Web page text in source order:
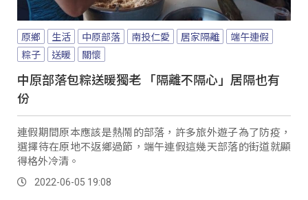
原鄉 生活 中原部落 南投仁愛 居家隔離
端午連假
粽子
送暖 關懷
中原部落包粽送暖獨老 「隔離不隔心」居隔也有
份
連假期間原本應該是熱鬧的部落，許多旅外遊子為了防疫，
選擇待在原地不返鄉過節，端午連假這幾天部落的街道就顯
得格外冷清。
2022-06-05 19:08